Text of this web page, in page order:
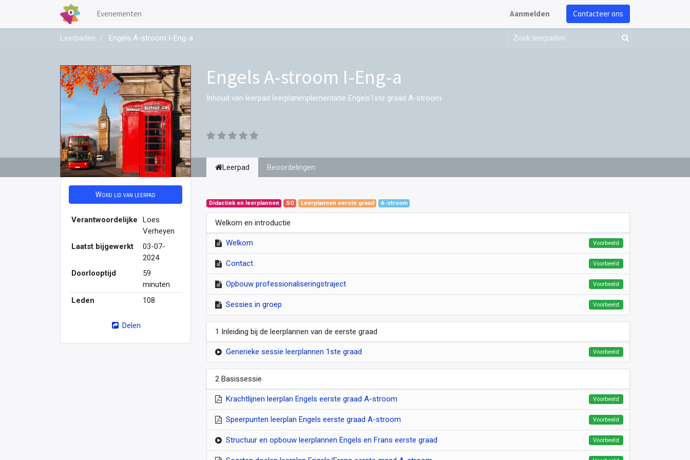
Evenementen Aanmelden Contacteer ons
Leerpaden Engels A-stroom I-Eng-a
Engels A-stroom I-Eng-a
Inhoud van leerpad leerplanimplementatie Engels1ste graad A-stroom
Word lid van leerpad
Verantwoordelijke
Loes
Verheyen
Laatst bijgewerkt
03-07-
2024
Doorlooptijd
59
minuten
Leden
108
Delen
Leerpad Beoordelingen
Didactiek en leerplannen SO Leerplannen eerste graad A-stroom
Welkom en introductie
Welkom Voorbeeld
Contact Voorbeeld
Opbouw professionaliseringstraject Voorbeeld
Sessies in groep Voorbeeld
1 Inleiding bij de leerplannen van de eerste graad
Generieke sessie leerplannen 1ste graad Voorbeeld
2 Basissessie
Krachtlijnen leerplan Engels eerste graad A-stroom Voorbeeld
Speerpunten leerplan Engels eerste graad A-stroom Voorbeeld
Structuur en opbouw leerplannen Engels en Frans eerste graad Voorbeeld